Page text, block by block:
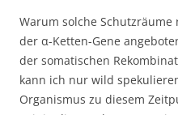
Warum solche
der α-Ketten-Gene
der somatischen
kann ich nur wild
Organismus zu diesem